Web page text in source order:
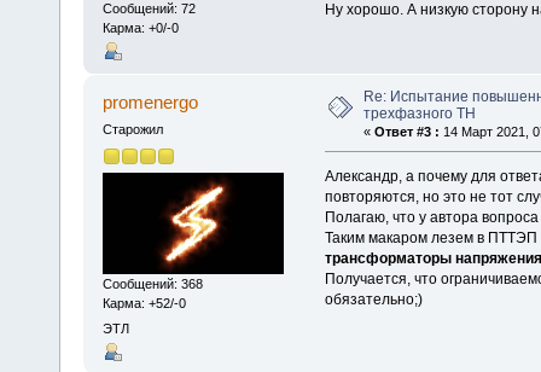
Сообщений: 72
Карма: +0/-0
Ну хорошо. А низкую сторону
promenergo
Старожил
Сообщений: 368
Карма: +52/-0
ЭТЛ
Re: Испытание
трехфазного ТН
« Ответ #3 : 14 Март 2021,
Александр, а почему для
повторяются, но это не тот
Полагаю, что у автора
Таким макаром лезем в
трансформаторы
Получается, что
обязательно;)